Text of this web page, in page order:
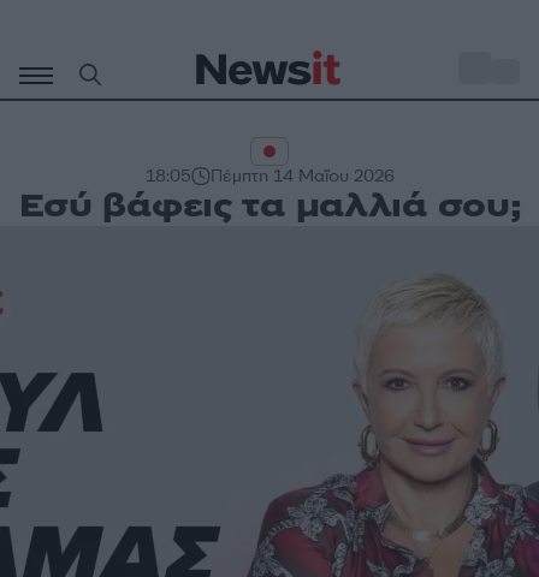
περιεχόμενο
18:05 Πέμπτη 14 Μαΐου 2026
Εσύ βάφεις τα μαλλιά σου;